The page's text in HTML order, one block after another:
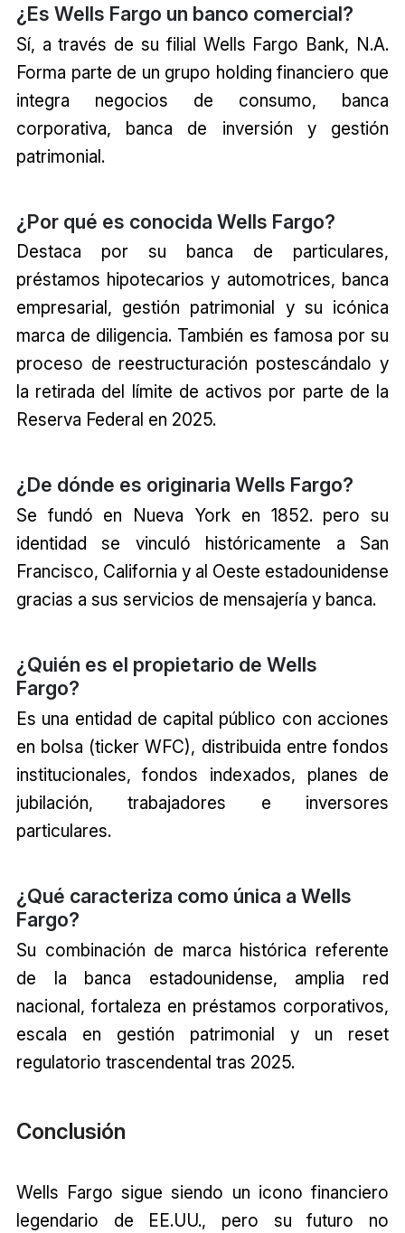
¿Es Wells Fargo un banco comercial?
Sí, a través de su filial Wells Fargo Bank, N.A.
Forma parte de un grupo holding financiero que
integra negocios de consumo, banca
corporativa, banca de inversión y gestión
patrimonial.
¿Por qué es conocida Wells Fargo?
Destaca por su banca de particulares,
préstamos hipotecarios y automotrices, banca
empresarial, gestión patrimonial y su icónica
marca de diligencia. También es famosa por su
proceso de reestructuración postescándalo y
la retirada del límite de activos por parte de la
Reserva Federal en 2025.
¿De dónde es originaria Wells Fargo?
Se fundó en Nueva York en 1852. pero su
identidad se vinculó históricamente a San
Francisco, California y al Oeste estadounidense
gracias a sus servicios de mensajería y banca.
¿Quién es el propietario de Wells
Fargo?
Es una entidad de capital público con acciones
en bolsa (ticker WFC), distribuida entre fondos
institucionales, fondos indexados, planes de
jubilación, trabajadores e inversores
particulares.
¿Qué caracteriza como única a Wells
Fargo?
Su combinación de marca histórica referente
de la banca estadounidense, amplia red
nacional, fortaleza en préstamos corporativos,
escala en gestión patrimonial y un reset
regulatorio trascendental tras 2025.
Conclusión
Wells Fargo sigue siendo un icono financiero
legendario de EE.UU., pero su futuro no